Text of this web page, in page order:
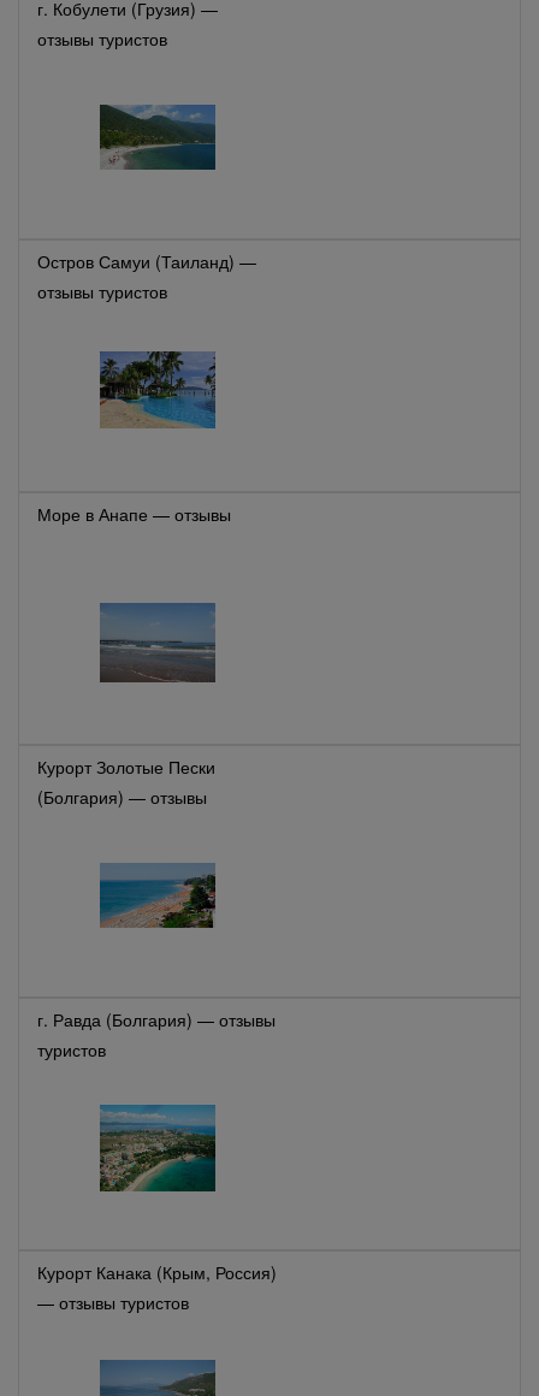
г. Кобулети (Грузия) —
отзывы туристов
Остров Самуи (Таиланд) —
отзывы туристов
Море в Анапе — отзывы
Курорт Золотые Пески
(Болгария) — отзывы
г. Равда (Болгария) — отзывы
туристов
Курорт Канака (Крым, Россия)
— отзывы туристов